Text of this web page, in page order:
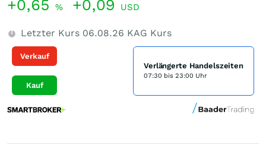
+0,65 % +0,09 USD
Letzter Kurs 06.08.26 KAG Kurs
Verkauf
Kauf
Verlängerte Handelszeiten
07:30 bis 23:00 Uhr